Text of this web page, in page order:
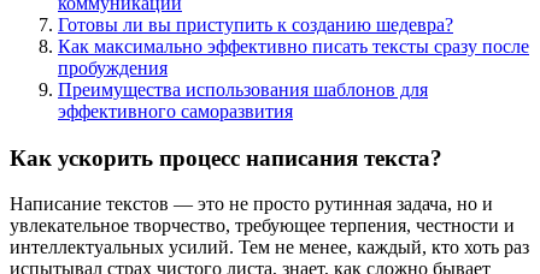
Готовы ли вы приступить к созданию шедевра?
Как максимально эффективно писать тексты сразу после
пробуждения
Преимущества использования шаблонов для
эффективного саморазвития
Как ускорить процесс написания текста?
Написание текстов — это не просто рутинная задача, но и
увлекательное творчество, требующее терпения, честности и
интеллектуальных усилий. Тем не менее, каждый, кто хоть раз
испытывал страх чистого листа, знает, как сложно бывает